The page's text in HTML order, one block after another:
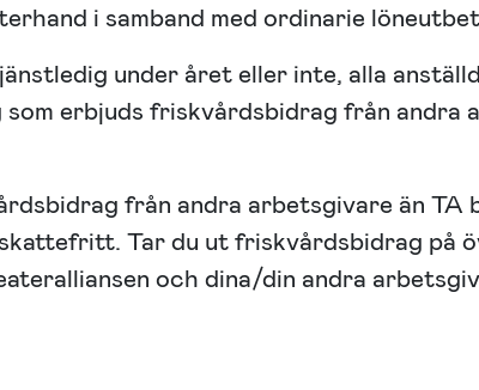
i samband med ordinarie
under året eller inte, alla
erbjuds friskvårdsbidrag från
från andra arbetsgivare än TA
Tar du ut friskvårdsbidrag på
och dina/din andra